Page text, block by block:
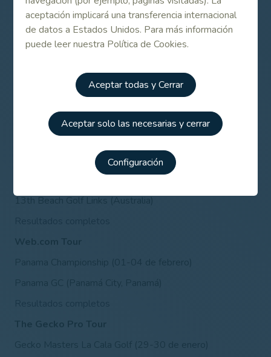
aceptación implicará una transferencia internacional
de datos a Estados Unidos. Para más información
puede leer nuestra Política de Cookies.
Aceptar todas y Cerrar
Aceptar solo las necesarias y cerrar
Configuración
Maybank Championship (01-04 de febrero)
Saujana G&CC (Kuala Lumpur, Malasia)
Waste Management Phoenix Open (01-04 de febrero)
TPC Scottsdale (Scottsdale, AZ, EEUU)
Resultados completos
Ladies European Tour
13th Beach Golf Links (Australia)
Web.com Tour
Panama Championship (01-04 de febrero)
Panama GC (Panamá City, Panamá)
The Gecko Pro Tour
Gecko Masters La Cala Golf (29-30 de enero)